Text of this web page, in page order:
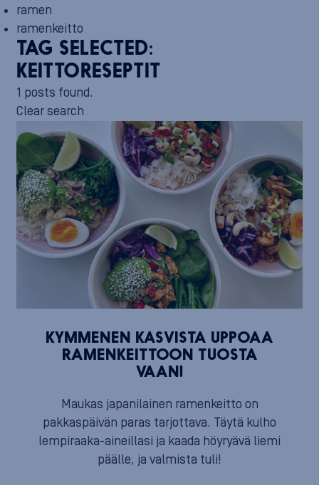
ramen
ramenkeitto
TAG SELECTED:
KEITTORESEPTIT
1 posts found.
Clear search
KYMMENEN KASVISTA UPPOAA
RAMENKEITTOON TUOSTA
VAAN!
Maukas japanilainen ramenkeitto on
pakkaspäivän paras tarjottava. Täytä kulho
lempiraaka-aineillasi ja kaada höyryävä liemi
päälle, ja valmista tuli!